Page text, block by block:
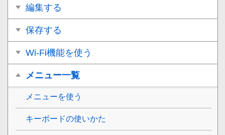
編集する
保存する
Wi-Fi機能を使う
メニュー一覧
メニューを使う
キーボードの使いかた